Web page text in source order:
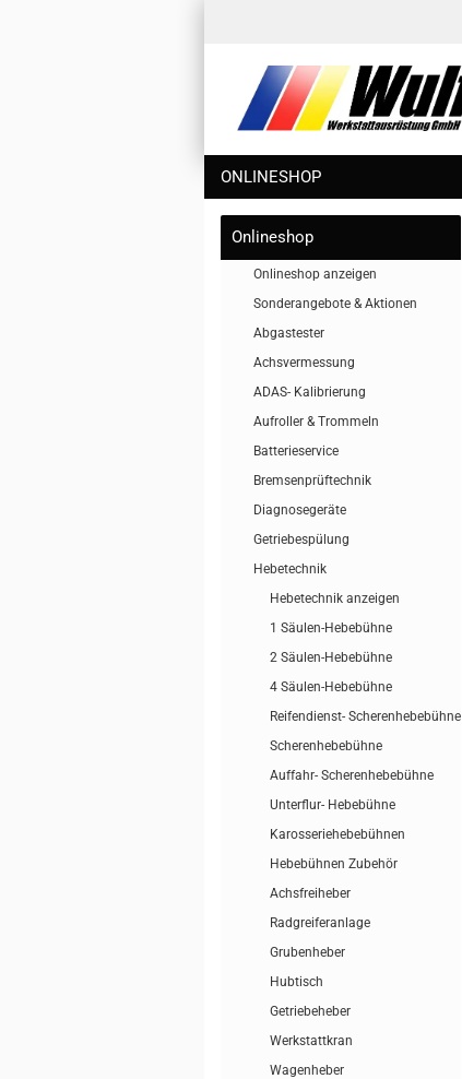
ONLINESHOP
Onlineshop
Onlineshop anzeigen
Sonderangebote & Aktionen
Abgastester
Achsvermessung
ADAS- Kalibrierung
Aufroller & Trommeln
Batterieservice
Bremsenprüftechnik
Diagnosegeräte
Getriebespülung
Hebetechnik
Hebetechnik anzeigen
1 Säulen-Hebebühne
2 Säulen-Hebebühne
4 Säulen-Hebebühne
Reifendienst- Scherenhebebühne
Scherenhebebühne
Auffahr- Scherenhebebühne
Unterflur- Hebebühne
Karosseriehebebühnen
Hebebühnen Zubehör
Achsfreiheber
Radgreiferanlage
Grubenheber
Hubtisch
Getriebeheber
Werkstattkran
Wagenheber